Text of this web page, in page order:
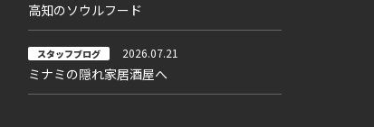
高知のソウルフード
スタッフブログ 2026.07.21
ミナミの隠れ家居酒屋へ